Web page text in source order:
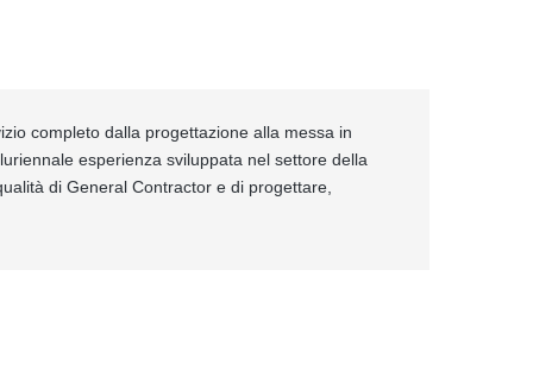
completo dalla progettazione alla messa in
esperienza sviluppata nel settore della
di General Contractor e di progettare,